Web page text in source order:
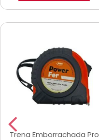
Trena Emborrachada Pro